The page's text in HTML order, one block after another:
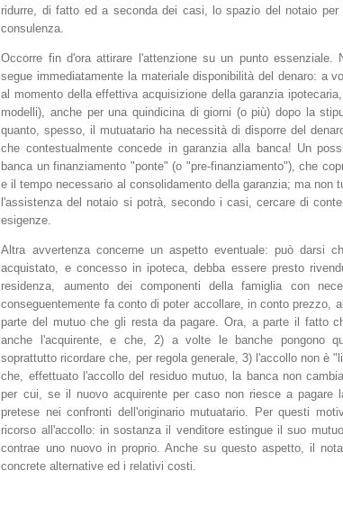
ridurre, di fatto ed a seconda dei casi, lo spazio del notaio
consulenza.
Occorre fin d'ora attirare l'attenzione su un punto essenziale.
segue immediatamente la materiale disponibilità del denaro: a
al momento della effettiva acquisizione della garanzia
modelli), anche per una quindicina di giorni (o più) dopo la
quanto, spesso, il mutuatario ha necessità di disporre del
che contestualmente concede in garanzia alla banca! Un
banca un finanziamento "ponte" (o "pre-finanziamento"), che
e il tempo necessario al consolidamento della garanzia; ma non
l'assistenza del notaio si potrà, secondo i casi, cercare di
esigenze.
Altra avvertenza concerne un aspetto eventuale: può darsi
acquistato, e concesso in ipoteca, debba essere presto
residenza, aumento dei componenti della famiglia con
conseguentemente fa conto di poter accollare, in conto prezzo,
parte del mutuo che gli resta da pagare. Ora, a parte il fatto
anche l'acquirente, e che, 2) a volte le banche pongono
soprattutto ricordare che, per regola generale, 3) l'accollo non è
che, effettuato l'accollo del residuo mutuo, la banca non
per cui, se il nuovo acquirente per caso non riesce a pagare
pretese nei confronti dell'originario mutuatario. Per questi
ricorso all'accollo: in sostanza il venditore estingue il suo
contrae uno nuovo in proprio. Anche su questo aspetto, il
concrete alternative ed i relativi costi.